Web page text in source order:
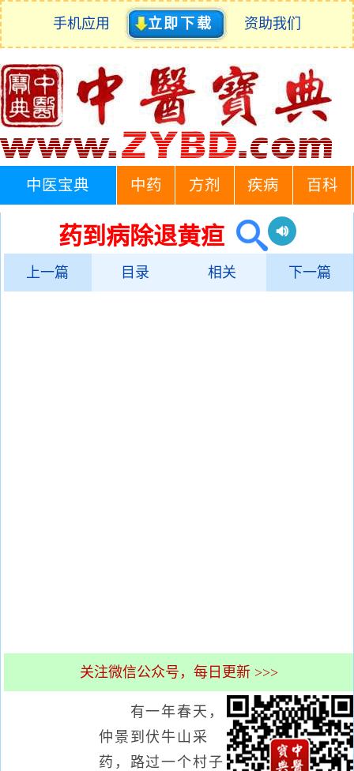
手机应用 立即下载 资助我们
中医宝典 中药 方剂 疾病 百科
药到病除退黄疸
上一篇 目录 相关 下一篇
关注微信公众号，每日更新 >>>
有一年春天，
仲景到伏牛山采
药，路过一个村子